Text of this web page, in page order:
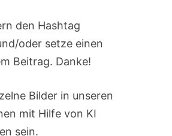
den Hashtag
oder setze einen
Beitrag. Danke!
Bilder in unseren
mit Hilfe von KI
sein.